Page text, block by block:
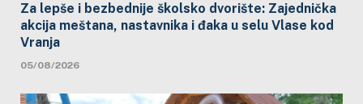
Za lepše i bezbednije školsko dvorište: Zajednička
akcija meštana, nastavnika i đaka u selu Vlase kod
Vranja
05/08/2026